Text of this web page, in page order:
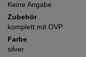
Keine Angabe
Zubehör
komplett mit OVP
Farbe
silver